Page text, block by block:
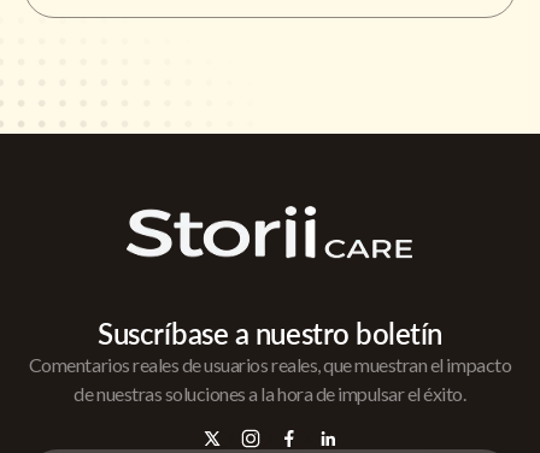
Suscríbase a nuestro boletín
Comentarios reales de usuarios reales, que muestran el impacto
de nuestras soluciones a la hora de impulsar el éxito.